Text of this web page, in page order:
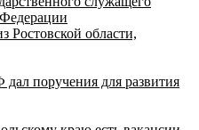
Ростовской области,
дал поручения для развития